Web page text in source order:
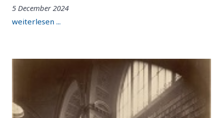
5 December 2024
weiterlesen ...